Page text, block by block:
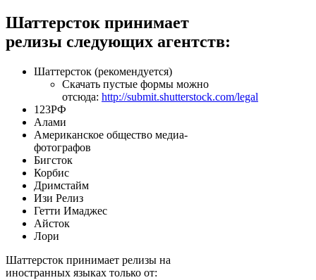
Шаттерсток принимает
релизы следующих агентств:
Шаттерсток (рекомендуется)
Скачать пустые формы можно
отсюда: http://submit.shutterstock.com/legal
123РФ
Алами
Американское общество медиа-
фотографов
Бигсток
Корбис
Дримстайм
Изи Релиз
Гетти Имаджес
Айсток
Лори
Шаттерсток принимает релизы на
иностранных языках только от: